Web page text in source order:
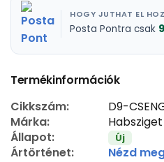
HOGY JUTHAT EL
Posta Pontra csak
Termékinformációk
Cikkszám:
D9-
Márka:
Habsziget
Állapot:
Új
Ártörténet: Nézd